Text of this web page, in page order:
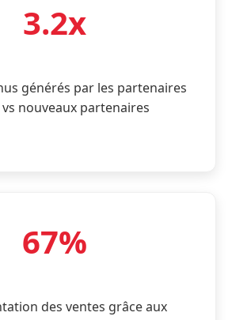
3.2x
générés par les partenaires
nouveaux partenaires
67%
des ventes grâce aux